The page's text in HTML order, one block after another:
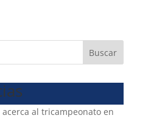
Buscar
acerca al tricampeonato en